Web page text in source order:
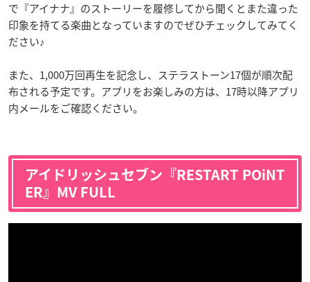
で『アイナナ』のストーリーを履修してから聞くとまた違った
印象を持てる楽曲となっていますのでぜひチェックしてみてく
ださい♪
また、1,000万回再生を記念し、ステラストーン17個が順次配
布される予定です。アプリをお楽しみの方は、17時以降アプリ
内メールをご確認ください。
アイドリッシュセブン『RESTART POiNT
ER』MV FULL